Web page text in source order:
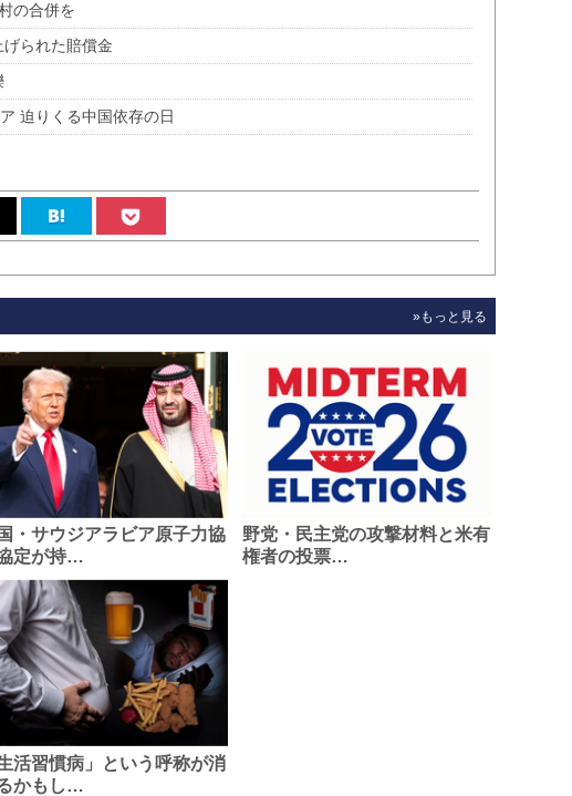
の合併を
られた賠償金
迫りくる中国依存の日
»もっと見る
・サウジアラビア原子力協
定が持…
野党・民主党の攻撃材料と米有
権者の投票…
生活習慣病」という呼称が消
かもし…